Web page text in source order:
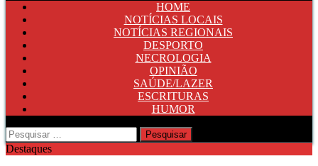
HOME
NOTÍCIAS LOCAIS
NOTÍCIAS REGIONAIS
DESPORTO
NECROLOGIA
OPINIÃO
SAÚDE/LAZER
ESCRITURAS
HUMOR
Pesquisar
por:
Destaques